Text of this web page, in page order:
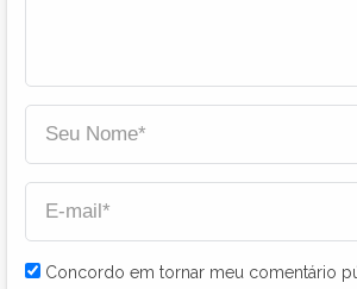
Concordo em tornar meu comentário